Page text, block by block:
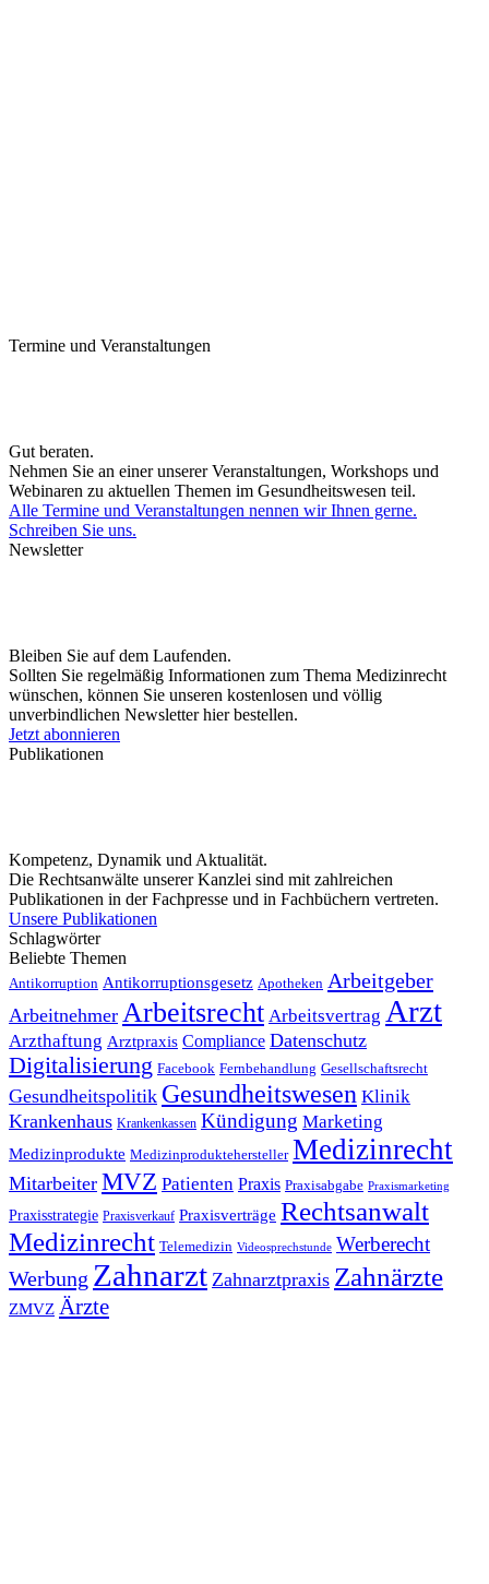
Termine und Veranstaltungen
Gut beraten.
Nehmen Sie an einer unserer Veranstaltungen, Workshops und
Webinaren zu aktuellen Themen im Gesundheitswesen teil.
Alle Termine und Veranstaltungen nennen wir Ihnen gerne.
Schreiben Sie uns.
Newsletter
Bleiben Sie auf dem Laufenden.
Sollten Sie regelmäßig Informationen zum Thema Medizinrecht
wünschen, können Sie unseren kostenlosen und völlig
unverbindlichen Newsletter hier bestellen.
Jetzt abonnieren
Publikationen
Kompetenz, Dynamik und Aktualität.
Die Rechtsanwälte unserer Kanzlei sind mit zahlreichen
Publikationen in der Fachpresse und in Fachbüchern vertreten.
Unsere Publikationen
Schlagwörter
Beliebte Themen
Antikorruption Antikorruptionsgesetz Apotheken Arbeitgeber
Arbeitnehmer Arbeitsrecht Arbeitsvertrag Arzt
Arzthaftung Arztpraxis Compliance Datenschutz
Digitalisierung Facebook Fernbehandlung Gesellschaftsrecht
Gesundheitspolitik Gesundheitswesen Klinik
Krankenhaus Krankenkassen Kündigung Marketing
Medizinprodukte Medizinproduktehersteller Medizinrecht
Mitarbeiter MVZ Patienten Praxis Praxisabgabe Praxismarketing
Praxisstrategie Praxisverkauf Praxisverträge Rechtsanwalt
Medizinrecht Telemedizin Videosprechstunde Werberecht
Werbung Zahnarzt Zahnarztpraxis Zahnärzte
ZMVZ Ärzte